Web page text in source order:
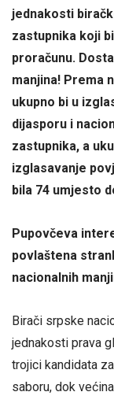
jednakosti
zastupnika koji
proračunu.
manjina! Prema
ukupno bi u
dijasporu i
zastupnika, a
izglasavanje
bila 74 umjesto
Pupovčeva
povlaštena
nacionalnih
Birači srpske
jednakosti prava
trojici kandidata
saboru, dok